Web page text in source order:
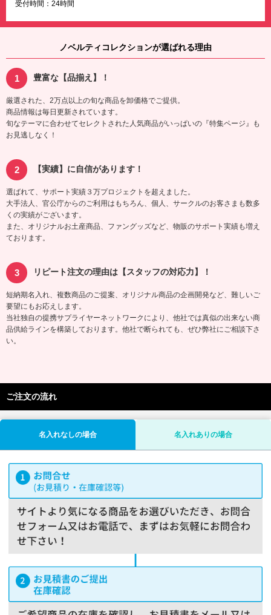
受付時間：24時間
ノベルティコレクションが選ばれる理由
豊富な【品揃え】！
厳選された、2万点以上の旬な商品を卸価格でご提供。
商品情報は毎日更新されています。
旬なテーマに合わせてセレクトされた人気商品がいっぱいの『特集ページ』も
お見逃しなく！
【実績】に自信があります！
選ばれて、サポート実績３万プロジェクトを超えました。
大手法人、官公庁からのご利用はもちろん、個人、サークルのお客さまも数多
くの実績がございます。
また、オリジナルお土産商品、ファングッズなど、物販のサポート実績も増え
ております。
リピート注文の理由は【スタッフの対応力】！
短納期名入れ、複数商品のご提案、オリジナル商品の企画開発など、難しいご
要望にもお応えします。
当社独自の提携サプライヤーネットワークにより、他社では真似の出来ない商
品供給ラインを構築しております。他社で断られても、ぜひ弊社にご相談下さ
い。
ご注文の流れ
名入れなしの場合 名入れありの場合